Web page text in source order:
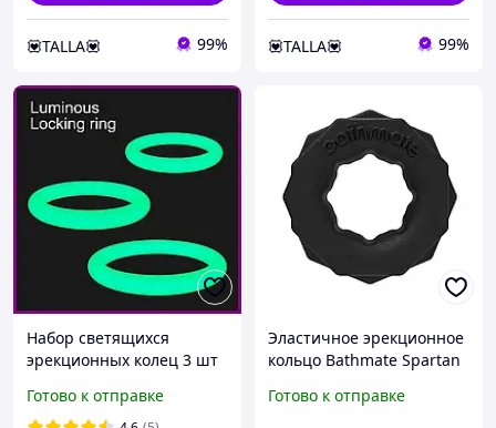
💟TALLA💟 99% 💟TALLA💟 99%
Набор светящихся
эрекционных колец 3 шт
полового акта кольца для
Готово к отправке
Эластичное эрекционное
кольцо Bathmate Spartan
Готово к отправке